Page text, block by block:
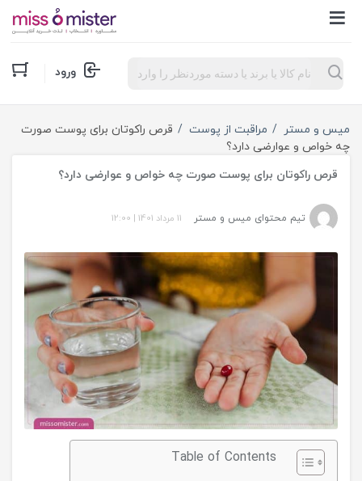
Products
search ورود
میس و مستر مراقبت از پوست
قرص راکوتان برای پوست صورت
چه خواص و عوارضی دارد؟
قرص راکوتان برای پوست صورت چه خواص و عوارضی دارد؟
تیم محتوای میس و مستر 11 مرداد 1401 |
12:00
Table of Contents